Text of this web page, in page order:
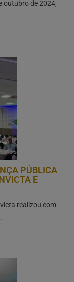
outubro de 2024,
PÚBLICA
E
realizou com